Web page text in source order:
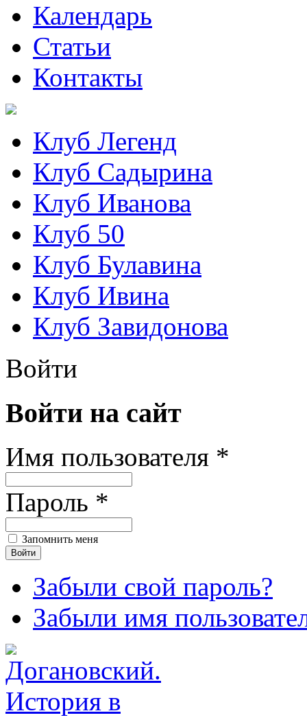
Календарь
Статьи
Контакты
Клуб Легенд
Клуб Садырина
Клуб Иванова
Клуб 50
Клуб Булавина
Клуб Ивина
Клуб Завидонова
Войти
Войти на сайт
Имя пользователя *
Пароль *
Запомнить меня
Забыли свой пароль?
Забыли имя